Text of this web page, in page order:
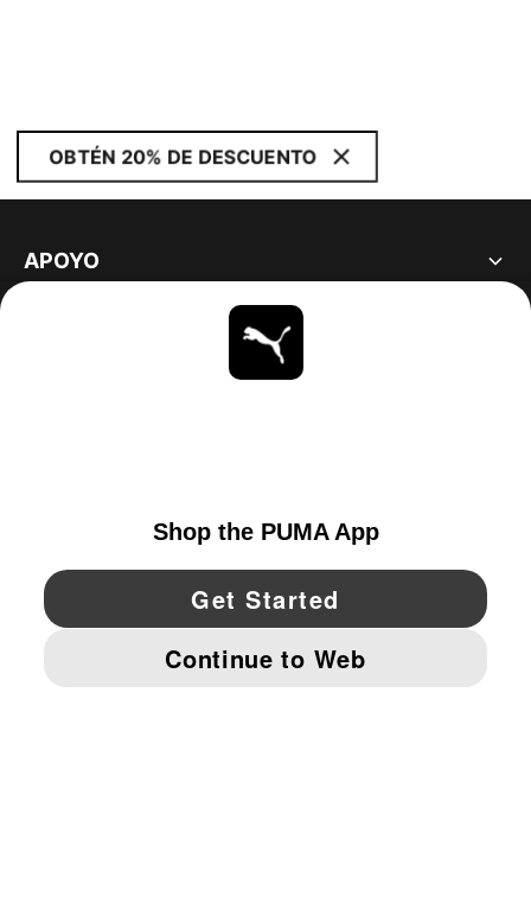
OBTÉN 20% DE DESCUENTO
APOYO
YouTube Twitter Pinterest
IMPRINT AND LEGAL DATA